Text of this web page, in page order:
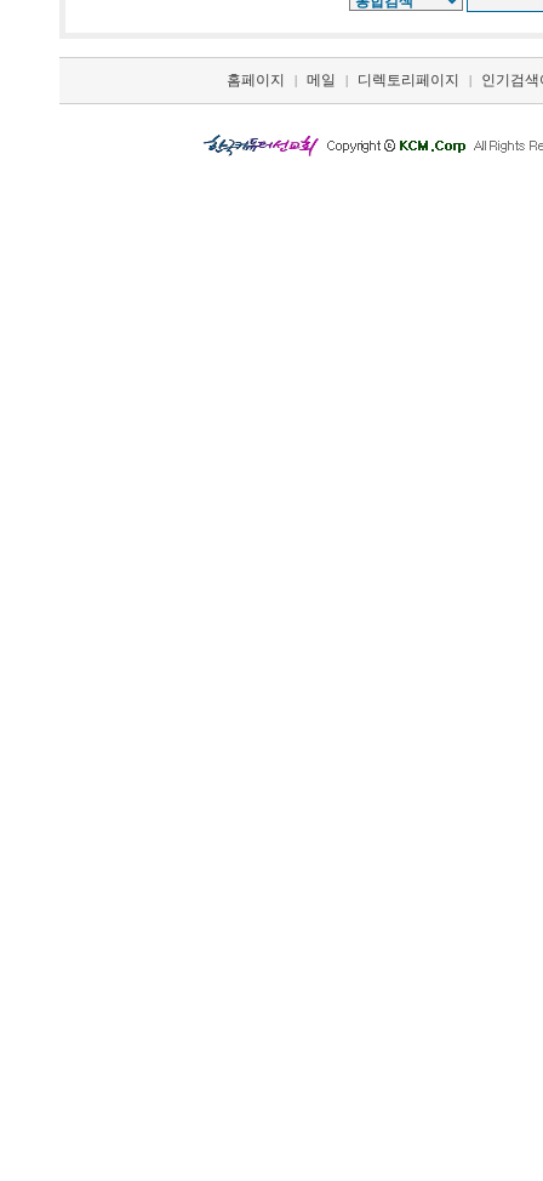
홈페이지 | 메일 | 디렉토리페이지 | 인기검색